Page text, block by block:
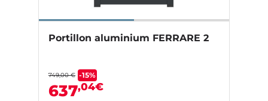
Portillon aluminium FERRARE 2
749,00 € -15%
637,04€